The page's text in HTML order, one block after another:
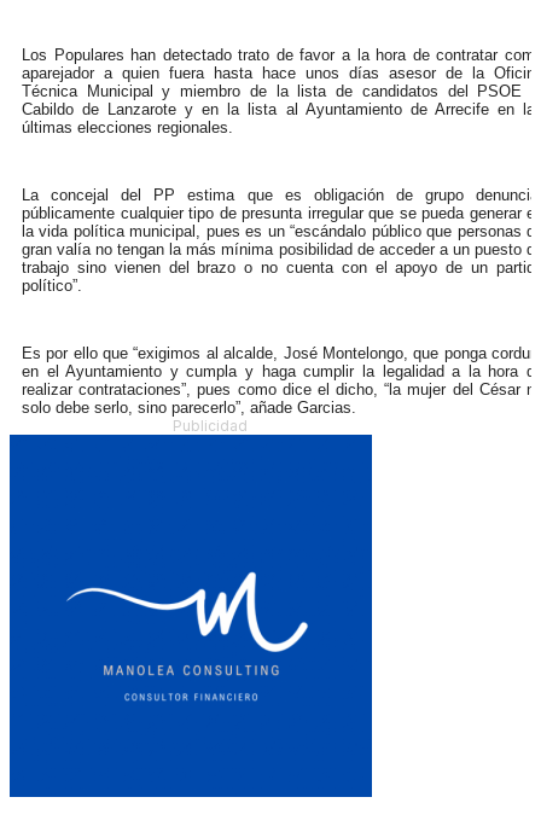
Los Populares han detectado trato de favor a la hora de contratar
aparejador a quien fuera hasta hace unos días asesor de la
Técnica Municipal y miembro de la lista de candidatos del PSOE
Cabildo de Lanzarote y en la lista al Ayuntamiento de Arrecife en
últimas elecciones regionales.
La concejal del PP estima que es obligación de grupo
públicamente cualquier tipo de presunta irregular que se pueda generar
la vida política municipal, pues es un “escándalo público que personas
gran valía no tengan la más mínima posibilidad de acceder a un puesto
trabajo sino vienen del brazo o no cuenta con el apoyo de un
político”.
Es por ello que “exigimos al alcalde, José Montelongo, que ponga
en el Ayuntamiento y cumpla y haga cumplir la legalidad a la hora
realizar contrataciones”, pues como dice el dicho, “la mujer del César
solo debe serlo, sino parecerlo”, añade Garcias.
Publicidad